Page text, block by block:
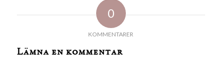
0
KOMMENTARER
Lämna en kommentar